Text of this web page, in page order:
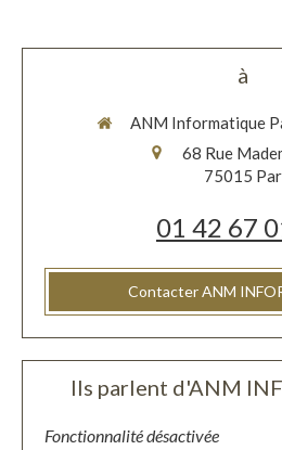
à
ANM Informatique
68 Rue
75015
01 42 67
Contacter ANM
Ils parlent d'ANM
Fonctionnalité désactivée